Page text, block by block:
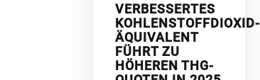
VERBESSERTES
KOHLENSTOFFDIOXID-
ÄQUIVALENT
FÜHRT ZU
HÖHEREN THG-